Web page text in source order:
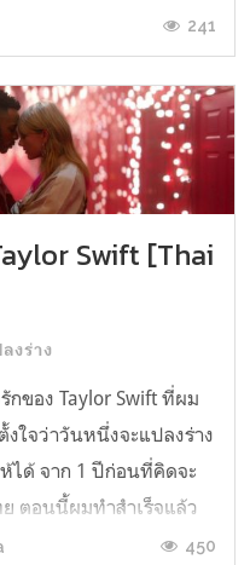
if you knew. I was
เป็นคว...
241
Swift [Thai
งร่าง
กของ Taylor Swift ที่ผม
ใจว่าวันหนึ่งจะแปลงร่าง
ได้ จาก 1 ปีก่อนที่คิดจะ
ตอนนี้ผมทำสำเร็จแล้ว
สำเร็จครั้งนี้นอกจาก 450